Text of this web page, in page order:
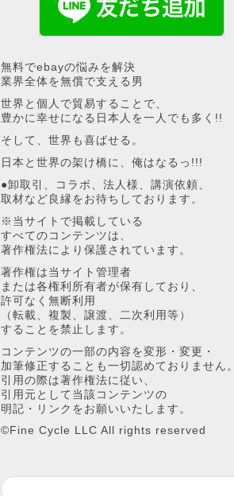
無料でebayの悩みを解決
業界全体を無償で支える男
世界と個人で貿易することで、
豊かに幸せになる日本人を一人でも多く!!
そして、世界も喜ばせる。
日本と世界の架け橋に、俺はなるっ!!!
●卸取引、コラボ、法人様、講演依頼、
取材など良縁をお待ちしております。
※当サイトで掲載している
すべてのコンテンツは、
著作権法により保護されています。
著作権は当サイト管理者
または各権利所有者が保有しており、
許可なく無断利用
（転載、複製、譲渡、二次利用等）
することを禁止します。
コンテンツの一部の内容を変形・変更・
加筆修正することも一切認めておりません。
引用の際は著作権法に従い、
引用元として当該コンテンツの
明記・リンクをお願いいたします。
©︎Fine Cycle LLC All rights reserved